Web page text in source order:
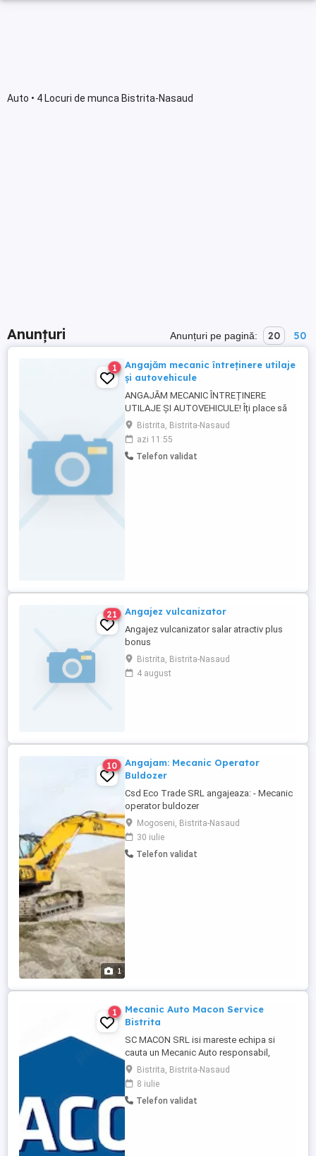
Auto • 4 Locuri de munca Bistrita-Nasaud
Anunțuri Anunțuri pe pagină: 20 50
1
Angajăm mecanic întreținere utilaje
și autovehicule
ANGAJĂM MECANIC ÎNTREȚINERE
UTILAJE ȘI AUTOVEHICULE! Îți place să
repari, să întreții și să vezi utilajele
funcționând perfect? Atunci te vrem în
echipa noastră! Cerințe: Experiență în
întreținerea și repararea utilajelor și
Bistrita, Bistrita-Nasaud
azi 11:55
Telefon validat
21 Angajez vulcanizator
Angajez vulcanizator salar atractiv plus
bonus
Bistrita, Bistrita-Nasaud
4 august
1
10
Angajam: Mecanic Operator
Buldozer
Csd Eco Trade SRL angajeaza: - Mecanic
operator buldozer
Mogoseni, Bistrita-Nasaud
30 iulie
Telefon validat
1
Mecanic Auto Macon Service
Bistrita
SC MACON SRL isi mareste echipa si
cauta un Mecanic Auto responsabil,
pasionat de domeniul auto si dornic sa
lucreze intr-un mediu profesionist. Cerinte:
Experienta in domeniul mecanicii auto
reprezinta un avantaj; Cunostinte de
Bistrita, Bistrita-Nasaud
8 iulie
Telefon validat